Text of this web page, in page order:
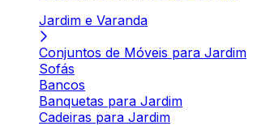
Jardim e Varanda
Conjuntos de Móveis para Jardim
Sofás
Bancos
Banquetas para Jardim
Cadeiras para Jardim